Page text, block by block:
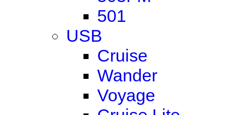
501
USB
Cruise
Wander
Voyage